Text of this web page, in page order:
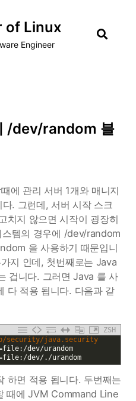
of Linux
Engineer
/dev/random 블
에 관리 서버 1개와 매니지
. 그런데, 서버 시작 스크
치지 않으면 시작이 굉장히
템의 경우에 /dev/random
을 사용하기 때문입니
지 인데, 첫번째로는 Java
겁니다. 그러면 Java 를 사
다 적용 됩니다. 다음과 같
ZSH
security/java.security
file: /dev/urandom
file: /dev/. /urandom
하면 적용 됩니다. 두번째는
때에 JVM Command Line